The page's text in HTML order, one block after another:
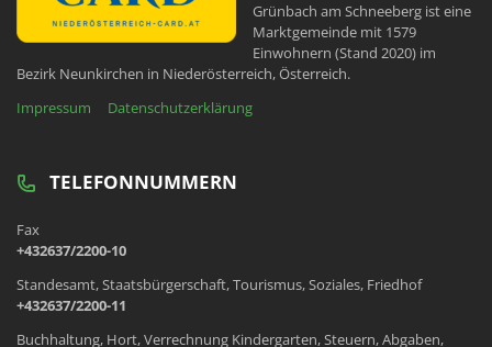
Grünbach am Schneeberg ist eine
Marktgemeinde mit 1579
Einwohnern (Stand 2020) im
Bezirk Neunkirchen in Niederösterreich, Österreich.
Impressum
Datenschutzerklärung
TELEFONNUMMERN
Fax
+432637/2200-10
Standesamt, Staatsbürgerschaft, Tourismus, Soziales, Friedhof
+432637/2200-11
Buchhaltung, Hort, Verrechnung Kindergarten, Steuern, Abgaben,